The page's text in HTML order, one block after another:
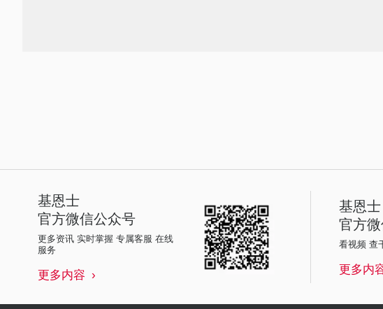
基恩士
官方微信公众号
更多资讯 实时掌握 专属客服 在线
服务
更多内容
基恩士
官方
看视频 查
更多内